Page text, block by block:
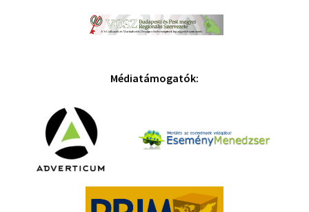
Médiatámogatók: